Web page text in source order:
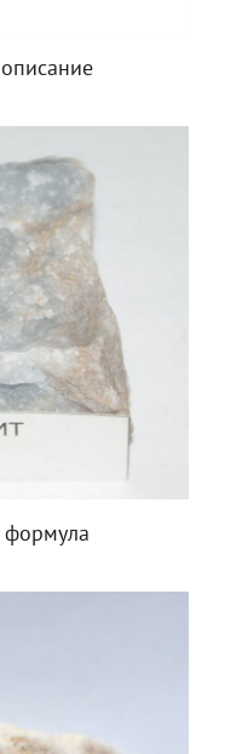
формула